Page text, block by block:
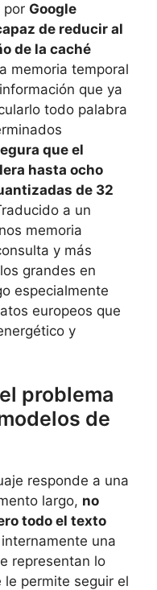
por Google
de reducir al
de la caché
memoria temporal
que ya
todo palabra
que el
hasta ocho
de 32
a un
memoria
y más
grandes en
especialmente
europeos que
y
problema
de
responde a una
largo, no
todo el texto
una
representan lo
permite seguir el